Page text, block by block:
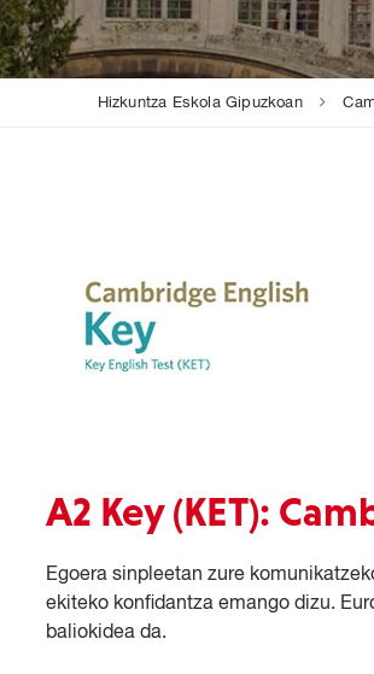
Hizkuntza Eskola Gipuzkoan
A2 Key (KET):
Egoera sinpleetan zure
ekiteko konfidantza emango dizu.
baliokidea da.